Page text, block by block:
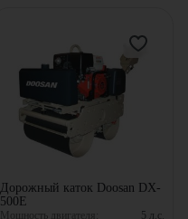
Дорожный каток Doosan DX-
500E
Мощность двигателя: 5 л.с.